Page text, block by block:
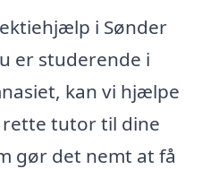
i Sønder
er studerende i
kan vi hjælpe
tutor til dine
gør det nemt at få